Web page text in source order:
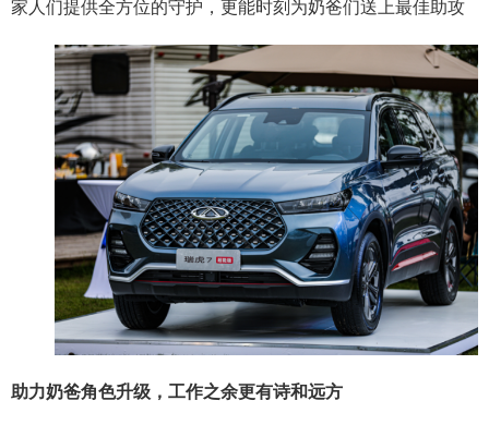
家人们提供全方位的守护，更能时刻为奶爸们送上最佳助攻
助力奶爸角色升级，工作之余更有诗和远方